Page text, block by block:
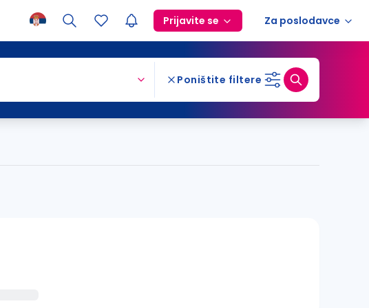
Prijavite se Za poslodavce
Poništite filtere